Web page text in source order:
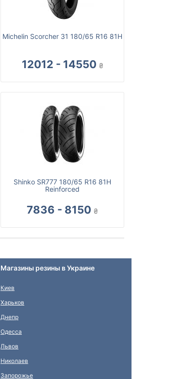
Michelin Scorcher 31 180/65 R16 81H
12012 - 14550 ₴
Shinko SR777 180/65 R16 81H
Reinforced
7836 - 8150 ₴
Магазины резины в Украине
Киев
Харьков
Днепр
Одесса
Львов
Николаев
Запорожье